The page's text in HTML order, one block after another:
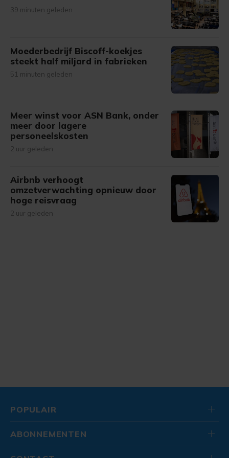
39 minuten geleden
Moederbedrijf Biscoff-koekjes
steekt half miljard in fabrieken
51 minuten geleden
Meer winst voor ASN Bank, onder
meer door lagere
personeelskosten
2 uur geleden
Airbnb verhoogt
omzetverwachting opnieuw door
hoge reisvraag
2 uur geleden
POPULAIR
ABONNEMENTEN